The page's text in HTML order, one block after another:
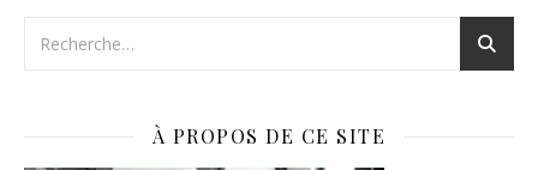
À PROPOS DE CE SITE